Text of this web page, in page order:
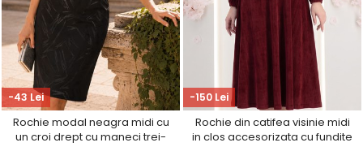
-43 Lei
Rochie modal neagra midi cu
un croi drept cu maneci trei-
-150 Lei
Rochie din catifea visinie midi
in clos accesorizata cu fundite